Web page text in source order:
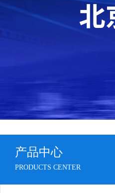
产品中心
PRODUCTS CENTER